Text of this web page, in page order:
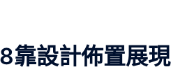
靠設計佈置展現